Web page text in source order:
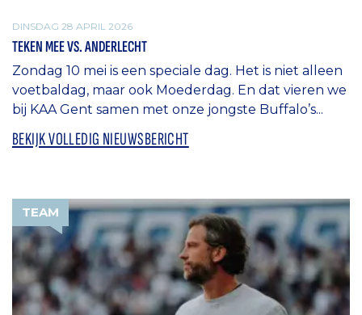
DINSDAG 28 APRIL 2026
TEKEN MEE VS. ANDERLECHT
Zondag 10 mei is een speciale dag. Het is niet alleen
voetbaldag, maar ook Moederdag. En dat vieren we
bij KAA Gent samen met onze jongste Buffalo’s...
BEKIJK VOLLEDIG NIEUWSBERICHT
TEAM